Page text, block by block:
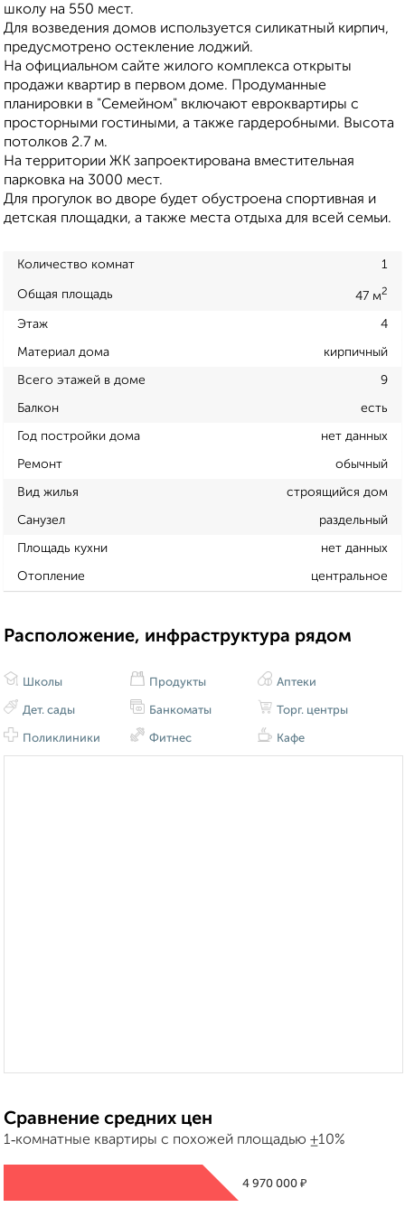
школу на 550 мест.
Для возведения домов используется силикатный кирпич,
предусмотрено остекление лоджий.
На официальном сайте жилого комплекса открыты
продажи квартир в первом доме. Продуманные
планировки в "Семейном" включают евроквартиры с
просторными гостиными, а также гардеробными. Высота
потолков 2.7 м.
На территории ЖК запроектирована вместительная
парковка на 3000 мест.
Для прогулок во дворе будет обустроена спортивная и
детская площадки, а также места отдыха для всей семьи.
Количество комнат 1
Общая площадь 47 м2
Этаж 4
Материал дома кирпичный
Всего этажей в доме 9
Балкон есть
Год постройки дома нет данных
Ремонт обычный
Вид жилья строящийся дом
Санузел раздельный
Площадь кухни нет данных
Отопление центральное
Расположение, инфраструктура рядом
Школы
Дет. сады
Поликлиники
Продукты
Банкоматы
Фитнес
Аптеки
Торг. центры
Кафе
Сравнение средних цен
1‑комнатные квартиры с похожей площадью ±10%
4 970 000 ₽